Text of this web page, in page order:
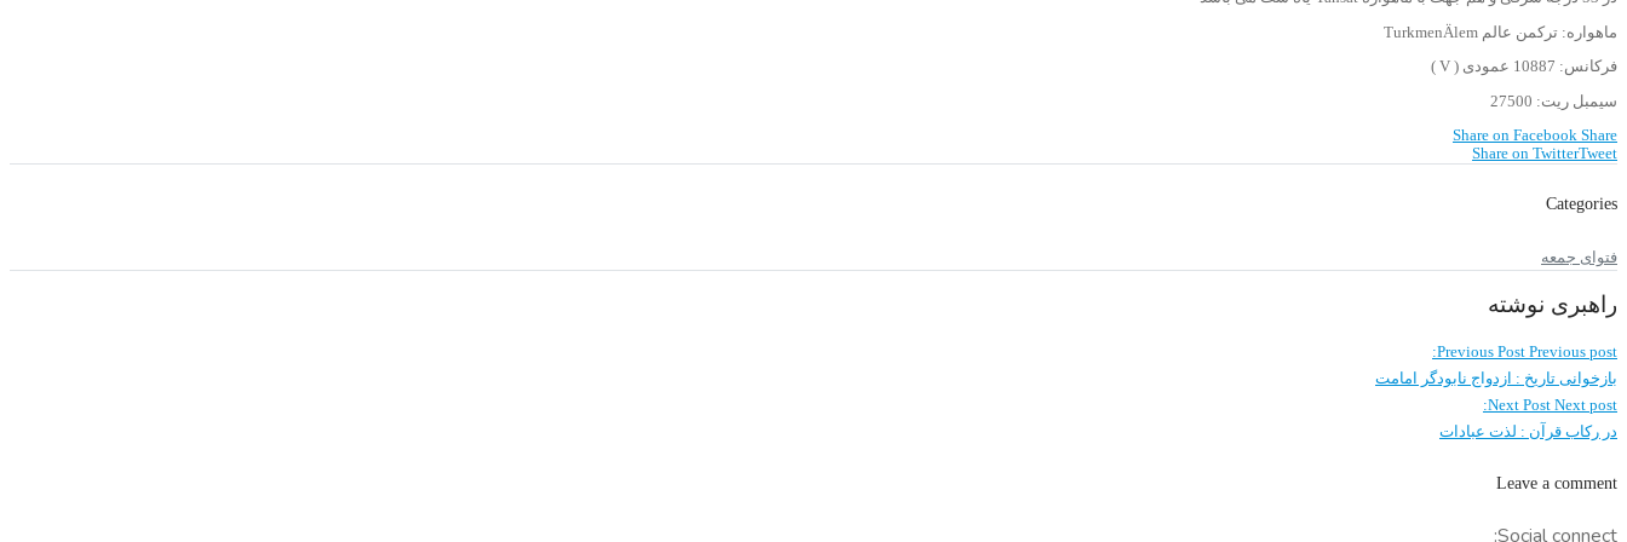
ماهواره: ترکمن عالم TurkmenÄlem
فرکانس: 10887 عمودی ( V )
سیمبل ریت: 27500
Share on Facebook Share
Share on TwitterTweet
Categories
فتوای جمعه
راهبری نوشته
Previous Post Previous post:
بازخوانی تاریخ : ازدواج نابودگر امامت
Next Post Next post:
در رکاب قرآن : لذت عبادات
Leave a comment
Social connect: